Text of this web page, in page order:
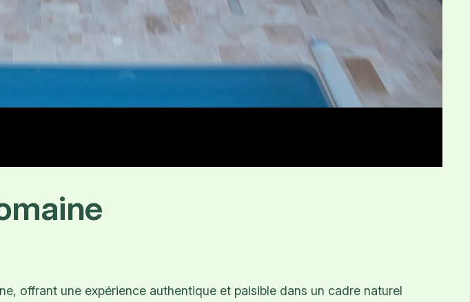
offrant une expérience authentique et paisible dans un cadre naturel